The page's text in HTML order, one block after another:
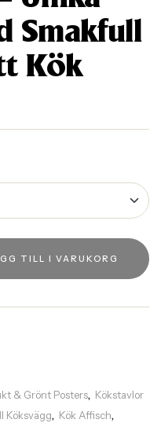
Smakfull
Kök
TILL I VARUKORG
& Grönt Posters, Kökstavlor
Köksvägg, Kök Affisch,